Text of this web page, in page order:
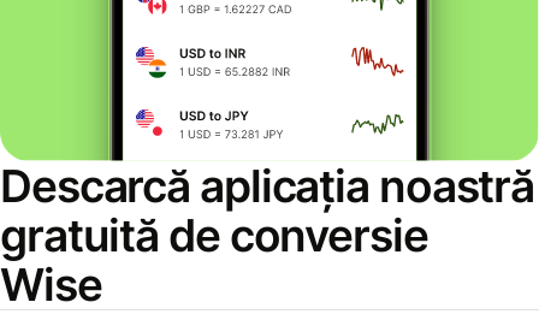
Descarcă aplicația noastră
gratuită de conversie
Wise